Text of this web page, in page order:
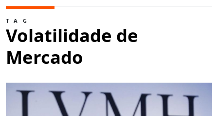
TAG
Volatilidade de
Mercado